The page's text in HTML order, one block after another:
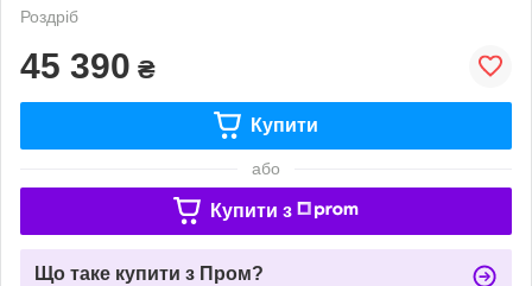
Роздріб
45 390 ₴
Купити
або
Купити з
Що таке купити з Пром?